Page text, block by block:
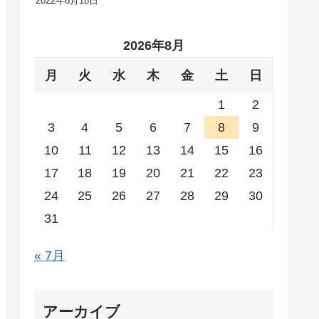
2026年8月
月 火 水 木 金 土 日
1
2
3
4 5 6 7 8
9
10
11 12 13 14 15
16
17
18 19 20 21 22
23
24
25 26 27 28 29
30
31
« 7月
アーカイブ